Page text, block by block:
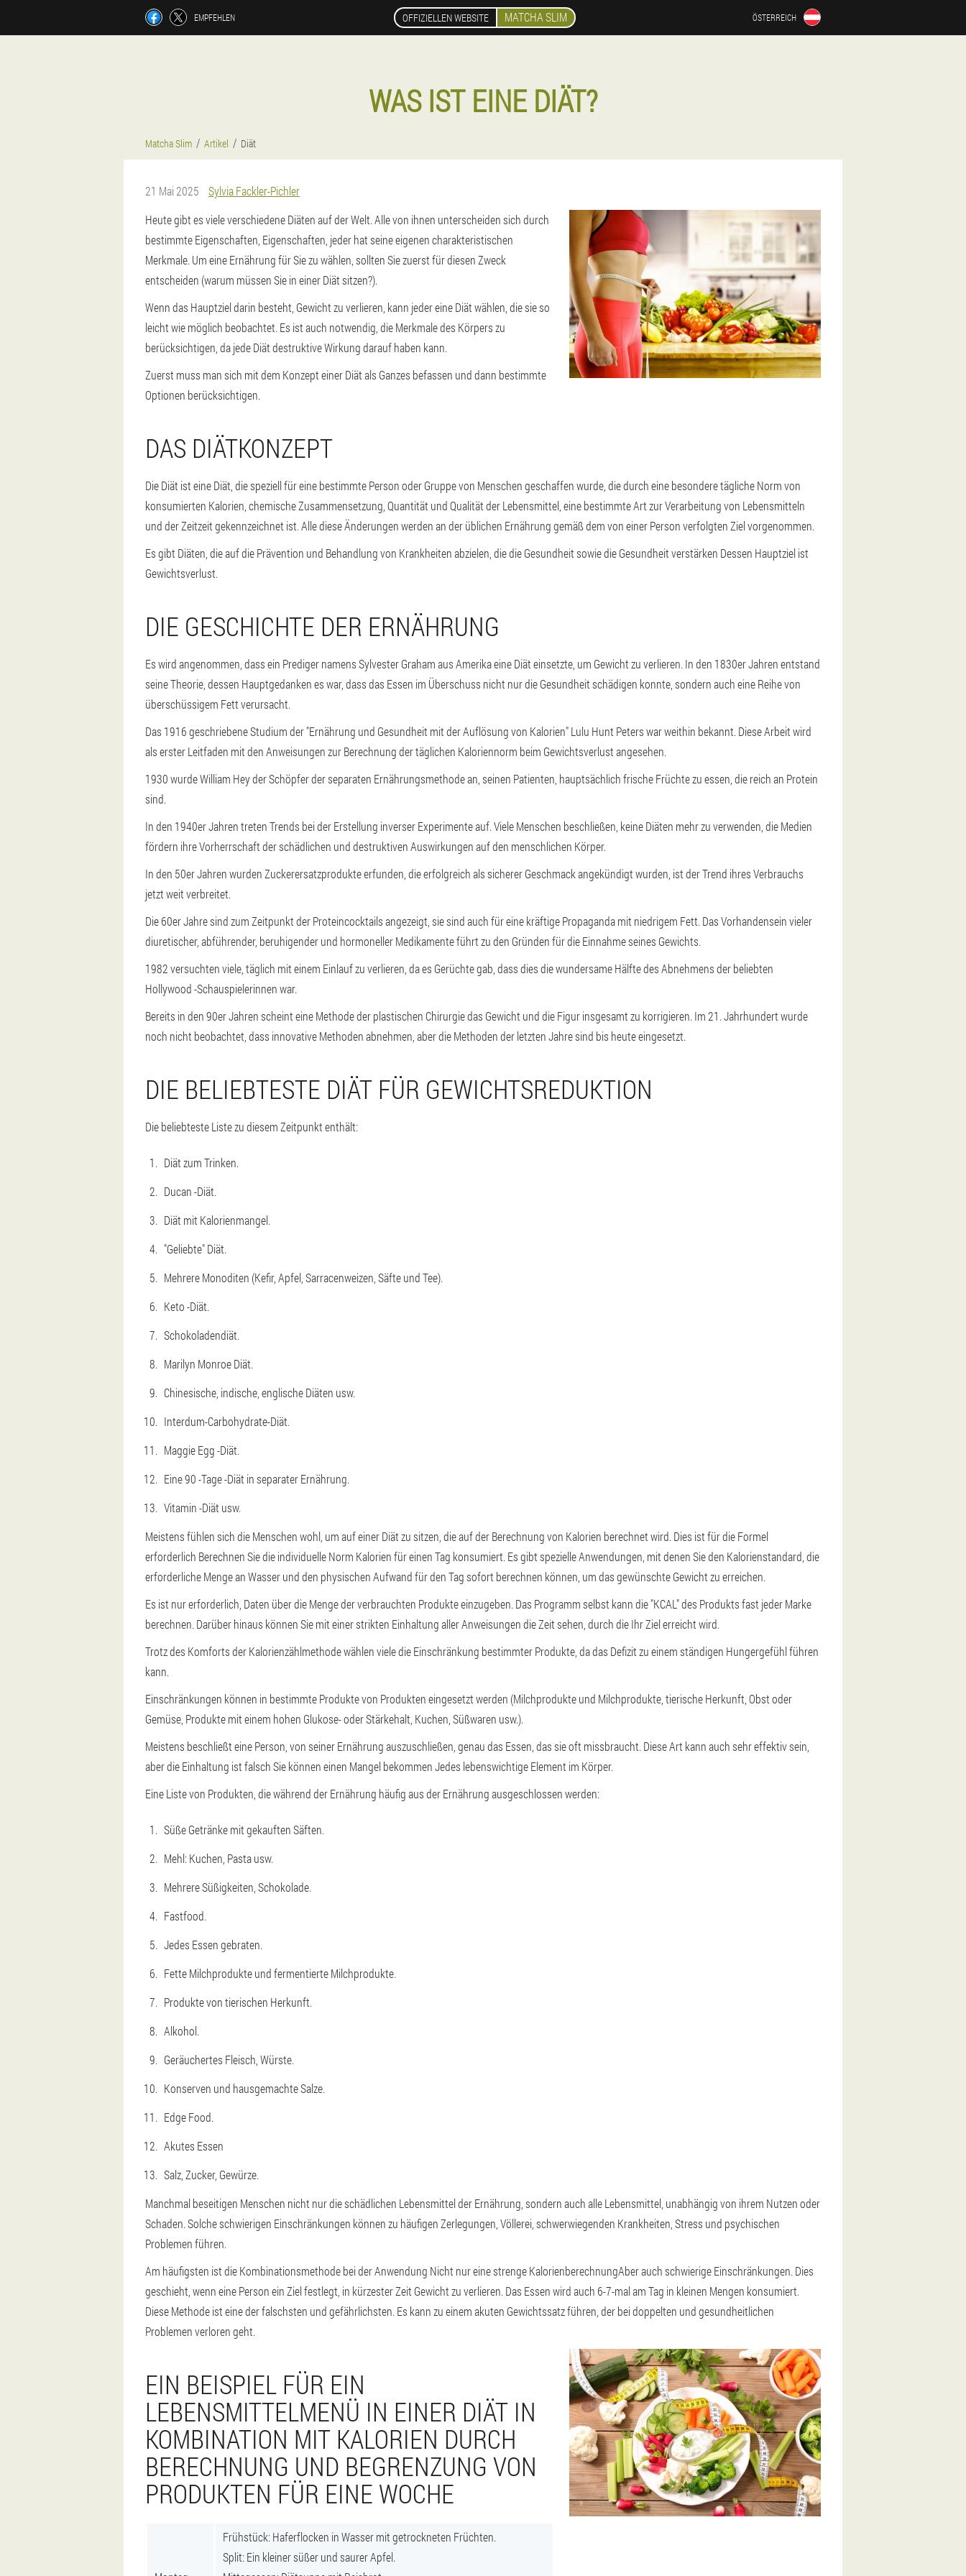
EMPFEHLEN OFFIZIELLEN WEBSITE MATCHA SLIM ÖSTERREICH
WAS IST EINE DIÄT?
Matcha Slim Artikel Diät
21 Mai 2025
Sylvia Fackler-Pichler
Heute gibt es viele verschiedene Diäten auf der Welt. Alle von ihnen unterscheiden sich durch
bestimmte Eigenschaften, Eigenschaften, jeder hat seine eigenen charakteristischen
Merkmale. Um eine Ernährung für Sie zu wählen, sollten Sie zuerst für diesen Zweck
entscheiden (warum müssen Sie in einer Diät sitzen?).
Wenn das Hauptziel darin besteht, Gewicht zu verlieren, kann jeder eine Diät wählen, die sie so
leicht wie möglich beobachtet. Es ist auch notwendig, die Merkmale des Körpers zu
berücksichtigen, da jede Diät destruktive Wirkung darauf haben kann.
Zuerst muss man sich mit dem Konzept einer Diät als Ganzes befassen und dann bestimmte
Optionen berücksichtigen.
DAS DIÄTKONZEPT
Die Diät ist eine Diät, die speziell für eine bestimmte Person oder Gruppe von Menschen geschaffen wurde, die durch eine besondere tägliche Norm von
konsumierten Kalorien, chemische Zusammensetzung, Quantität und Qualität der Lebensmittel, eine bestimmte Art zur Verarbeitung von Lebensmitteln
und der Zeitzeit gekennzeichnet ist. Alle diese Änderungen werden an der üblichen Ernährung gemäß dem von einer Person verfolgten Ziel vorgenommen.
Es gibt Diäten, die auf die Prävention und Behandlung von Krankheiten abzielen, die die Gesundheit sowie die Gesundheit verstärken Dessen Hauptziel ist
Gewichtsverlust.
DIE GESCHICHTE DER ERNÄHRUNG
Es wird angenommen, dass ein Prediger namens Sylvester Graham aus Amerika eine Diät einsetzte, um Gewicht zu verlieren. In den 1830er Jahren entstand
seine Theorie, dessen Hauptgedanken es war, dass das Essen im Überschuss nicht nur die Gesundheit schädigen konnte, sondern auch eine Reihe von
überschüssigem Fett verursacht.
Das 1916 geschriebene Studium der "Ernährung und Gesundheit mit der Auflösung von Kalorien" Lulu Hunt Peters war weithin bekannt. Diese Arbeit wird
als erster Leitfaden mit den Anweisungen zur Berechnung der täglichen Kaloriennorm beim Gewichtsverlust angesehen.
1930 wurde William Hey der Schöpfer der separaten Ernährungsmethode an, seinen Patienten, hauptsächlich frische Früchte zu essen, die reich an Protein
sind.
In den 1940er Jahren treten Trends bei der Erstellung inverser Experimente auf. Viele Menschen beschließen, keine Diäten mehr zu verwenden, die Medien
fördern ihre Vorherrschaft der schädlichen und destruktiven Auswirkungen auf den menschlichen Körper.
In den 50er Jahren wurden Zuckerersatzprodukte erfunden, die erfolgreich als sicherer Geschmack angekündigt wurden, ist der Trend ihres Verbrauchs
jetzt weit verbreitet.
Die 60er Jahre sind zum Zeitpunkt der Proteincocktails angezeigt, sie sind auch für eine kräftige Propaganda mit niedrigem Fett. Das Vorhandensein vieler
diuretischer, abführender, beruhigender und hormoneller Medikamente führt zu den Gründen für die Einnahme seines Gewichts.
1982 versuchten viele, täglich mit einem Einlauf zu verlieren, da es Gerüchte gab, dass dies die wundersame Hälfte des Abnehmens der beliebten
Hollywood -Schauspielerinnen war.
Bereits in den 90er Jahren scheint eine Methode der plastischen Chirurgie das Gewicht und die Figur insgesamt zu korrigieren. Im 21. Jahrhundert wurde
noch nicht beobachtet, dass innovative Methoden abnehmen, aber die Methoden der letzten Jahre sind bis heute eingesetzt.
DIE BELIEBTESTE DIÄT FÜR GEWICHTSREDUKTION
Die beliebteste Liste zu diesem Zeitpunkt enthält:
Diät zum Trinken.
Ducan -Diät.
Diät mit Kalorienmangel.
"Geliebte" Diät.
Mehrere Monoditen (Kefir, Apfel, Sarracenweizen, Säfte und Tee).
Keto -Diät.
Schokoladendiät.
Marilyn Monroe Diät.
Chinesische, indische, englische Diäten usw.
Interdum-Carbohydrate-Diät.
Maggie Egg -Diät.
Eine 90 -Tage -Diät in separater Ernährung.
Vitamin -Diät usw.
Meistens fühlen sich die Menschen wohl, um auf einer Diät zu sitzen, die auf der Berechnung von Kalorien berechnet wird. Dies ist für die Formel
erforderlich Berechnen Sie die individuelle Norm Kalorien für einen Tag konsumiert. Es gibt spezielle Anwendungen, mit denen Sie den Kalorienstandard, die
erforderliche Menge an Wasser und den physischen Aufwand für den Tag sofort berechnen können, um das gewünschte Gewicht zu erreichen.
Es ist nur erforderlich, Daten über die Menge der verbrauchten Produkte einzugeben. Das Programm selbst kann die "KCAL" des Produkts fast jeder Marke
berechnen. Darüber hinaus können Sie mit einer strikten Einhaltung aller Anweisungen die Zeit sehen, durch die Ihr Ziel erreicht wird.
Trotz des Komforts der Kalorienzählmethode wählen viele die Einschränkung bestimmter Produkte, da das Defizit zu einem ständigen Hungergefühl führen
kann.
Einschränkungen können in bestimmte Produkte von Produkten eingesetzt werden (Milchprodukte und Milchprodukte, tierische Herkunft, Obst oder
Gemüse, Produkte mit einem hohen Glukose- oder Stärkehalt, Kuchen, Süßwaren usw.).
Meistens beschließt eine Person, von seiner Ernährung auszuschließen, genau das Essen, das sie oft missbraucht. Diese Art kann auch sehr effektiv sein,
aber die Einhaltung ist falschSie können einen Mangel bekommenJedes lebenswichtige Element im Körper.
Eine Liste von Produkten, die während der Ernährung häufig aus der Ernährung ausgeschlossen werden:
Süße Getränke mit gekauften Säften.
Mehl: Kuchen, Pasta usw.
Mehrere Süßigkeiten, Schokolade.
Fastfood.
Jedes Essen gebraten.
Fette Milchprodukte und fermentierte Milchprodukte.
Produkte von tierischen Herkunft.
Alkohol.
Geräuchertes Fleisch, Würste.
Konserven und hausgemachte Salze.
Edge Food.
Akutes Essen
Salz, Zucker, Gewürze.
Manchmal beseitigen Menschen nicht nur die schädlichen Lebensmittel der Ernährung, sondern auch alle Lebensmittel, unabhängig von ihrem Nutzen oder
Schaden. Solche schwierigen Einschränkungen können zu häufigen Zerlegungen, Völlerei, schwerwiegenden Krankheiten, Stress und psychischen
Problemen führen.
Am häufigsten ist die Kombinationsmethode bei der Anwendung Nicht nur eine strenge KalorienberechnungAber auch schwierige Einschränkungen. Dies
geschieht, wenn eine Person ein Ziel festlegt, in kürzester Zeit Gewicht zu verlieren. Das Essen wird auch 6-7-mal am Tag in kleinen Mengen konsumiert.
Diese Methode ist eine der falschsten und gefährlichsten. Es kann zu einem akuten Gewichtssatz führen, der bei doppelten und gesundheitlichen
Problemen verloren geht.
EIN BEISPIEL FÜR EIN
LEBENSMITTELMENÜ IN EINER DIÄT IN
KOMBINATION MIT KALORIEN DURCH
BERECHNUNG UND BEGRENZUNG VON
PRODUKTEN FÜR EINE WOCHE
Frühstück: Haferflocken in Wasser mit getrockneten Früchten.
Split: Ein kleiner süßer und saurer Apfel.